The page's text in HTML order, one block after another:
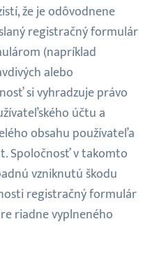
že je odôvodnene
registračný formulár
(napríklad
alebo
si vyhradzuje právo
účtu a
obsahu používateľa
Spoločnosť v takomto
vzniknutú škodu
registračný formulár
riadne vyplneného